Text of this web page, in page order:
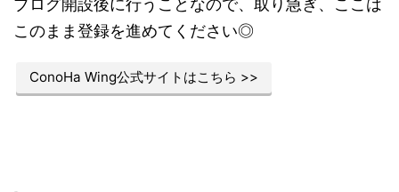
ブログ開設後に行うことなので、取り急ぎ、ここは
このまま登録を進めてください◎
ConoHa Wing公式サイトはこちら >>